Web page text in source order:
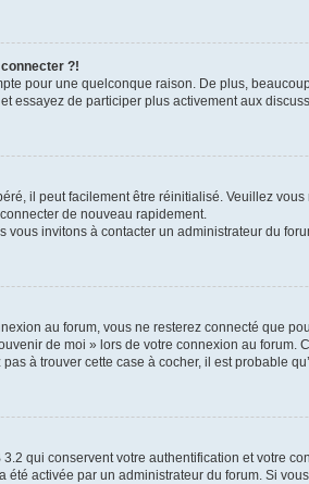
?!
pour une quelconque raison. De plus,
essayez de participer plus activement aux
il peut facilement être réinitialisé. Veuillez
de nouveau rapidement.
invitons à contacter un administrateur du
au forum, vous ne resterez connecté que
de moi » lors de votre connexion au
à trouver cette case à cocher, il est probable
qui conservent votre authentification et votre
activée par un administrateur du forum. Si